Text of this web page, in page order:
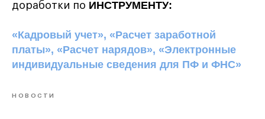
доработки по ИНСТРУМЕНТУ:
«Кадровый учет», «Расчет заработной
платы», «Расчет нарядов», «Электронные
индивидуальные сведения для ПФ и ФНС»
НОВОСТИ